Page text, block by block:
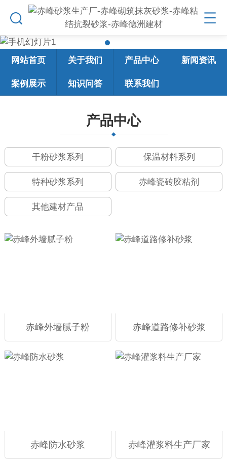
网站首页 关于我们 产品中心 新闻资讯
案例展示 知识问答 联系我们
产品中心
干粉砂浆系列 保温材料系列
特种砂浆系列 赤峰瓷砖胶粘剂
其他建材产品
赤峰外墙腻子粉 赤峰道路修补砂浆
赤峰防水砂浆 赤峰灌浆料生产厂家